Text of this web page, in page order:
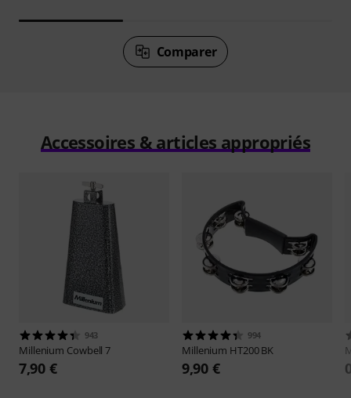
Comparer
Accessoires & articles appropriés
943
Millenium Cowbell 7
7,90 €
994
Millenium HT200 BK
9,90 €